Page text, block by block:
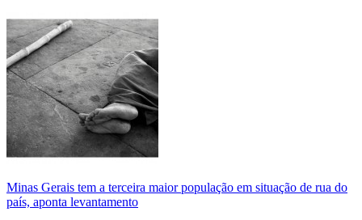
Minas Gerais tem a terceira maior população em situação de rua do
país, aponta levantamento